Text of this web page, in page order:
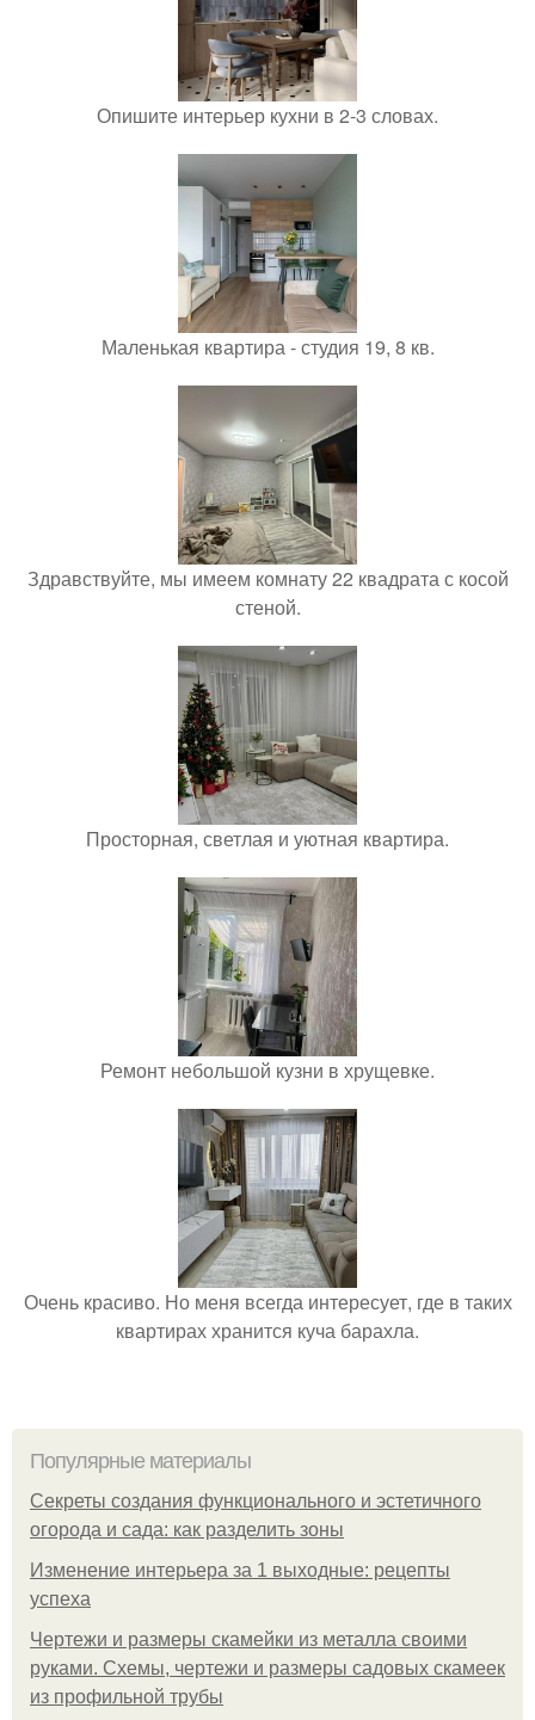
Опишите интерьер кухни в 2-3 словах.
Маленькая квартира - студия 19, 8 кв.
Здравствуйте, мы имеем комнату 22 квадрата с косой
стеной.
Просторная, светлая и уютная квартира.
Ремонт небольшой кузни в хрущевке.
Очень красиво. Но меня всегда интересует, где в таких
квартирах хранится куча барахла.
Популярные материалы
Секреты создания функционального и эстетичного
огорода и сада: как разделить зоны
Изменение интерьера за 1 выходные: рецепты
успеха
Чертежи и размеры скамейки из металла своими
руками. Схемы, чертежи и размеры садовых скамеек
из профильной трубы